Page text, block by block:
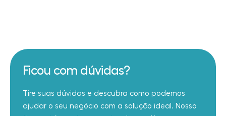
Ficou com dúvidas?
Tire suas dúvidas e descubra como podemos
ajudar o seu negócio com a solução ideal. Nosso